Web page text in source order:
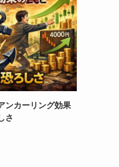
ンカーリング効果
さ